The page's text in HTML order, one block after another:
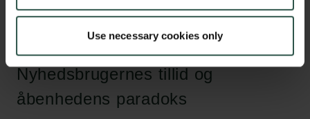
Use necessary cookies only
donere deres filer til forskningsbrug.
Nyhedsbrugernes tillid og
åbenhedens paradoks